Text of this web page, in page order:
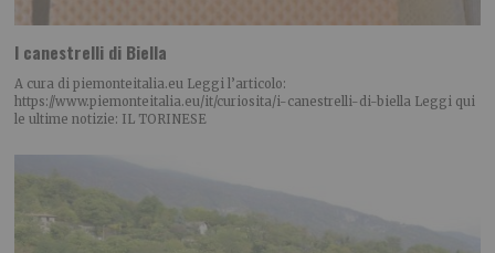
I canestrelli di Biella
A cura di piemonteitalia.eu Leggi l’articolo:
https://www.piemonteitalia.eu/it/curiosita/i-canestrelli-di-biella Leggi qui
le ultime notizie: IL TORINESE